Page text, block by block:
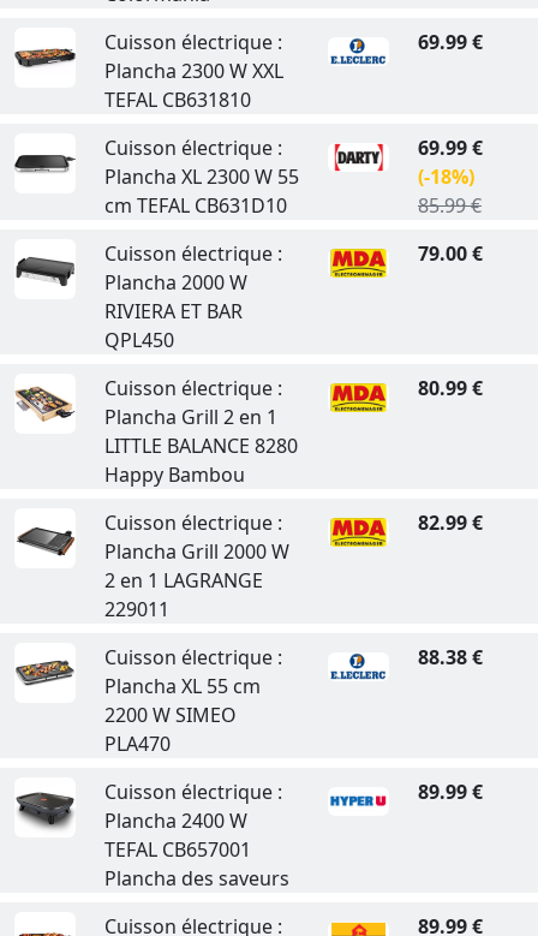
Cuisson électrique :
Plancha 2300 W XXL
TEFAL CB631810
69.99 €
Cuisson électrique :
Plancha XL 2300 W 55
cm TEFAL CB631D10
69.99 €
(-18%)
85.99 €
Cuisson électrique :
Plancha 2000 W
RIVIERA ET BAR
QPL450
79.00 €
Cuisson électrique :
Plancha Grill 2 en 1
LITTLE BALANCE 8280
Happy Bambou
80.99 €
Cuisson électrique :
Plancha Grill 2000 W
2 en 1 LAGRANGE
229011
82.99 €
Cuisson électrique :
Plancha XL 55 cm
2200 W SIMEO
PLA470
88.38 €
Cuisson électrique :
Plancha 2400 W
TEFAL CB657001
Plancha des saveurs
89.99 €
Cuisson électrique :
89.99 €